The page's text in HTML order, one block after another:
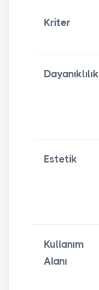
Kriter
Dayanıklılık
Estetik
Kullanım
Alanı